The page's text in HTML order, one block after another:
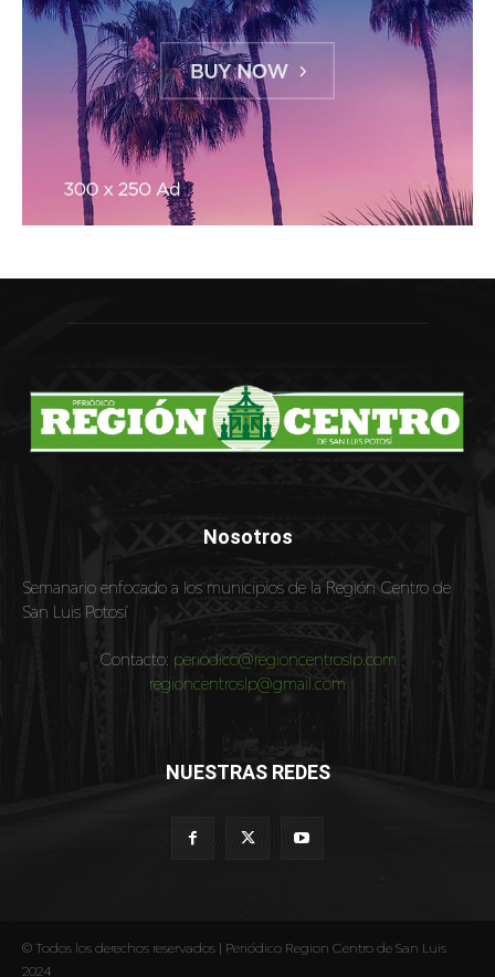
Nosotros
Semanario enfocado a los municipios de la Región Centro de
San Luis Potosí
Contacto: periodico@regioncentroslp.com
regioncentroslp@gmail.com
NUESTRAS REDES
© Todos los derechos reservados | Periódico Region Centro de San Luis
2024